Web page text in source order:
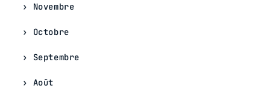
Novembre
Octobre
Septembre
Août